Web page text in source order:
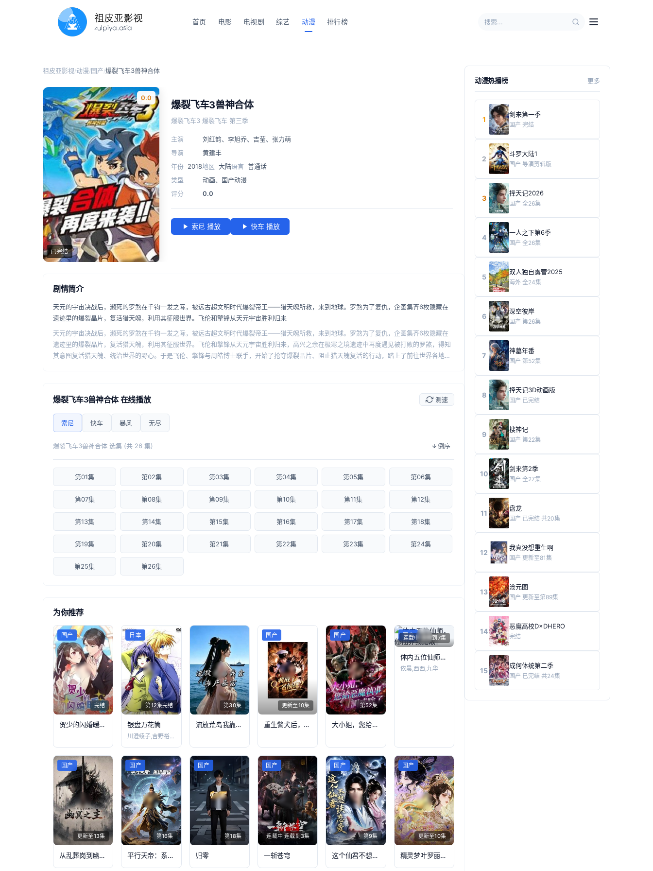
首页 电影 电视剧 综艺 动漫 排行榜
祖皮亚影视/动漫/国产/爆裂飞车3兽神合体
0.0
已完结
爆裂飞车3兽神合体
爆裂飞车3 爆裂飞车 第三季
主演 刘红韵、 李旭乔、 吉莹、 张力萌
导演
黄建丰
年份 2018地区 大陆语言 普通话
类型
动画、 国产动漫
评分
0.0
索尼 播放 快车 播放
剧情简介
天元的宇宙决战后，濒死的罗煞在千钧一发之际，被远古超文明时代爆裂帝王——猎天魄所救，来到地球。罗煞为了复仇，企图集齐6枚隐藏在
遗迹里的爆裂晶片，复活猎天魄，利用其征服世界。飞伦和擎锋从天元宇宙胜利归来
天元的宇宙决战后，濒死的罗煞在千钧一发之际，被远古超文明时代爆裂帝王——猎天魄所救，来到地球。罗煞为了复仇，企图集齐6枚隐藏在
遗迹里的爆裂晶片，复活猎天魄，利用其征服世界。飞伦和擎锋从天元宇宙胜利归来，高兴之余在极寒之境遗迹中再度遇见被打败的罗煞，得知
其意图复活猎天魄、统治世界的野心。于是飞伦、擎锋与周皓博士联手，开始了抢夺爆裂晶片、阻止猎天魄复活的行动，踏上了前往世界各地的
爆裂飞车3兽神合体 在线播放 测速
索尼 快车 暴风 无尽
爆裂飞车3兽神合体 选集 (共 26 集) 倒序
第01集 第02集 第03集 第04集 第05集 第06集
第07集 第08集 第09集 第10集 第11集 第12集
第13集 第14集 第15集 第16集 第17集 第18集
第19集 第20集 第21集 第22集 第23集 第24集
第25集 第26集
为你推荐
国产
完结
贺少的闪婚暖妻动态漫第一季
日本
第12集完结
银盘万花筒
川澄绫子,吉野裕行,小杉十郎太,铃木弘子
第30集
流放荒岛我靠海产暴富
国产
更新至10集
重生警犬后，我成了名侦探？
国产
第52集
大小姐，您给恶魔执事调成啥了
国产
连载中 连载到7集
体内五位仙师，修仙界我无敌！
依晨,西西,九华
国产
更新至13集
从乱葬岗到幽冥之主
国产
第16集
平行天帝：系统启世
国产
第18集
归零
国产
连载中 连载到3集
一斩苍穹
国产
第9集
这个仙君不想谈恋爱
国产
更新至10集
精灵梦叶罗丽第11季(下)
动漫热播榜 更多
1
剑来第一季
国产 完结
2
斗罗大陆1
国产 导演剪辑版
3
择天记2026
国产 全26集
4
一人之下第6季
国产 全26集
5
双人独自露营2025
海外 全24集
6
深空彼岸
国产 第26集
7
神墓年番
国产 第52集
8
择天记3D动画版
国产 已完结
9
搜神记
国产 第22集
10
剑来第2季
国产 全27集
11
盘龙
国产 已完结 共20集
12
我真没想重生啊
国产 更新至81集
13
沧元图
国产 更新至第89集
14
恶魔高校D×DHERO
完结
15
成何体统第二季
国产 已完结 共24集